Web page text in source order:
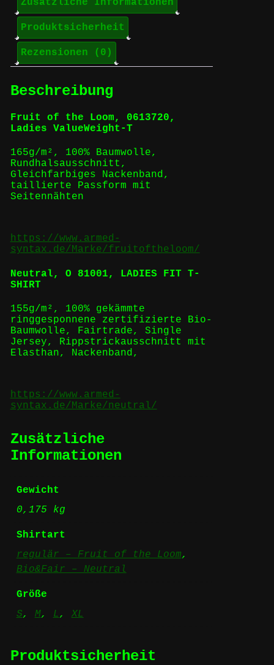
Zusätzliche Informationen
Produktsicherheit
Rezensionen (0)
Beschreibung
Fruit of the Loom, 0613720,
Ladies ValueWeight-T
165g/m², 100% Baumwolle,
Rundhalsausschnitt,
Gleichfarbiges Nackenband,
taillierte Passform mit
Seitennähten
https://www.armed-
syntax.de/Marke/fruitoftheloom/
Neutral, O 81001, LADIES FIT T-
SHIRT
155g/m², 100% gekämmte
ringgesponnene zertifizierte Bio-
Baumwolle, Fairtrade, Single
Jersey, Rippstrickausschnitt mit
Elasthan, Nackenband,
https://www.armed-
syntax.de/Marke/neutral/
Zusätzliche
Informationen
Gewicht
0,175 kg
Shirtart
regulär – Fruit of the Loom,
Bio&Fair – Neutral
Größe
S, M, L, XL
Produktsicherheit